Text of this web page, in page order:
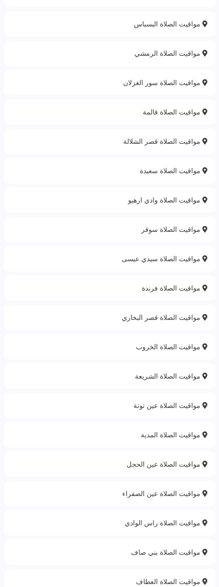
مواقيت الصلاة البسباس
مواقيت الصلاة الرمشي
مواقيت الصلاة سور الغزلان
مواقيت الصلاة قالمة
مواقيت الصلاة قصر الشلالة
مواقيت الصلاة سعيدة
مواقيت الصلاة وادي ارهيو
مواقيت الصلاة سوقر
مواقيت الصلاة سيدي عيسى
مواقيت الصلاة فرندة
مواقيت الصلاة قصر البخاري
مواقيت الصلاة الخروب
مواقيت الصلاة الشريعة
مواقيت الصلاة عين توتة
مواقيت الصلاة المدية‎
مواقيت الصلاة عين الحجل
مواقيت الصلاة عين الصفراء
مواقيت الصلاة راس الوادي
مواقيت الصلاة بني صاف
مواقيت الصلاة العطاف